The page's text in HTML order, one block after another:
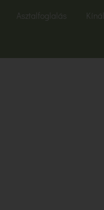
Asztalfoglalás